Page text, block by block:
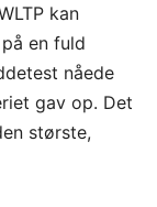
kan
en fuld
nåede
gav op. Det
største,